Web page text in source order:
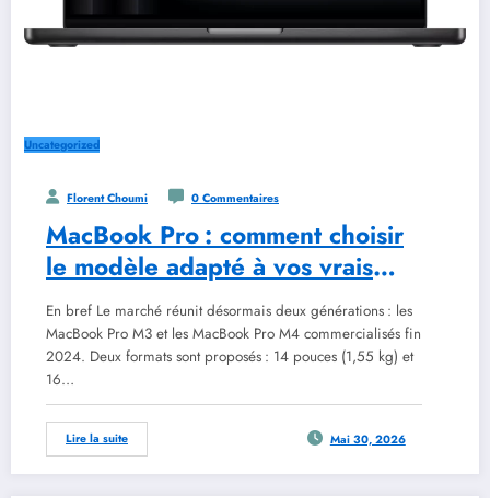
Uncategorized
Florent Choumi 0 Commentaires
MacBook Pro : comment choisir
le modèle adapté à vos vrais
besoins
En bref Le marché réunit désormais deux générations : les
MacBook Pro M3 et les MacBook Pro M4 commercialisés fin
2024. Deux formats sont proposés : 14 pouces (1,55 kg) et
16…
Lire la suite Mai 30, 2026